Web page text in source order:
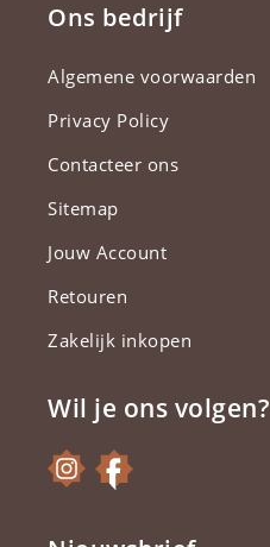
Ons bedrijf
Algemene voorwaarden
Privacy Policy
Contacteer ons
Sitemap
Jouw Account
Retouren
Zakelijk inkopen
Wil je ons volgen?